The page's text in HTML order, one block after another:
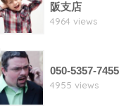
阪支店
4964 views
050-5357-
4955 views